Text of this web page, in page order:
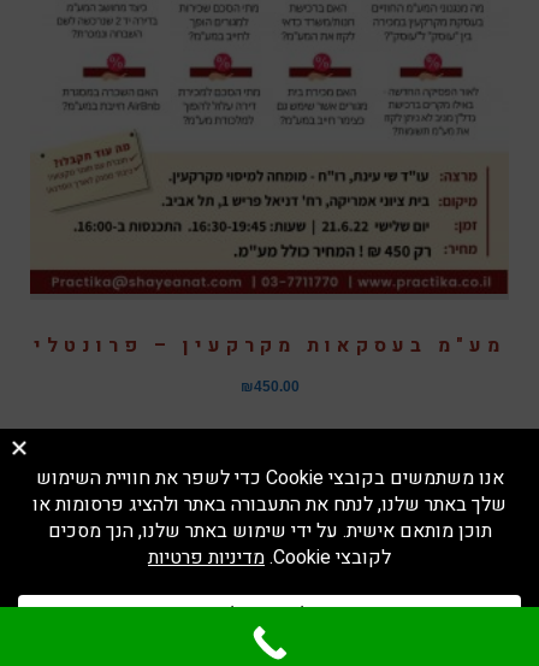
מע"מ בעסקאות מקרקעין – פרונטלי
₪450.00
בניית אתרים לעורכי דין|מדיניות פרטיות